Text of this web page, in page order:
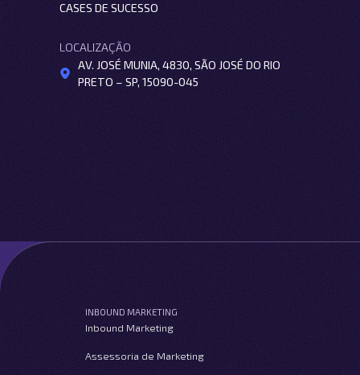
CASES DE SUCESSO
LOCALIZAÇÃO
AV. JOSÉ MUNIA, 4830, SÃO JOSÉ DO RIO
PRETO – SP, 15090-045
INBOUND MARKETING
Inbound Marketing
Assessoria de Marketing